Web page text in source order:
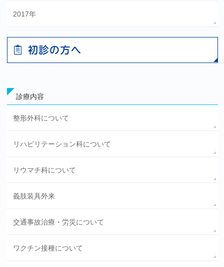
2017年
診療内容
整形外科について
リハビリテーション科について
リウマチ科について
義肢装具外来
交通事故治療・労災について
ワクチン接種について